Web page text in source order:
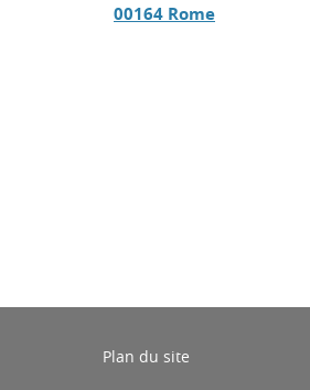
00164 Rome
Plan du site